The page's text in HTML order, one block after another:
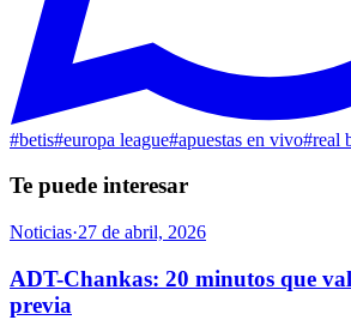
#betis#europa league#apuestas en vivo#real
Te puede interesar
Noticias·27 de abril, 2026
ADT-Chankas: 20 minutos que
previa